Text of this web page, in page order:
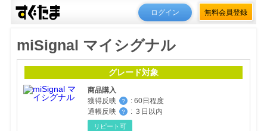
ログイン 無料会員登録
miSignal マイシグナル
グレード対象
商品購入
獲得反映
？ : 60日程度
通帳反映
？ : ３日以内
リピート可